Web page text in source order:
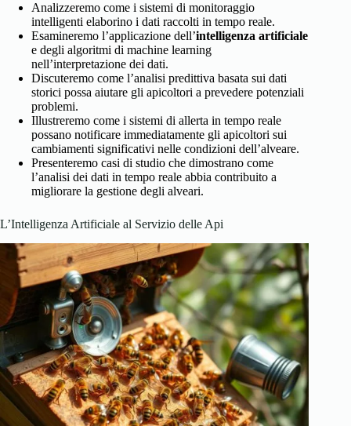
Analizzeremo come i sistemi di monitoraggio
intelligenti elaborino i dati raccolti in tempo reale.
Esamineremo l’applicazione dell’intelligenza artificiale
e degli algoritmi di machine learning
nell’interpretazione dei dati.
Discuteremo come l’analisi predittiva basata sui dati
storici possa aiutare gli apicoltori a prevedere potenziali
problemi.
Illustreremo come i sistemi di allerta in tempo reale
possano notificare immediatamente gli apicoltori sui
cambiamenti significativi nelle condizioni dell’alveare.
Presenteremo casi di studio che dimostrano come
l’analisi dei dati in tempo reale abbia contribuito a
migliorare la gestione degli alveari.
L’Intelligenza Artificiale al Servizio delle Api